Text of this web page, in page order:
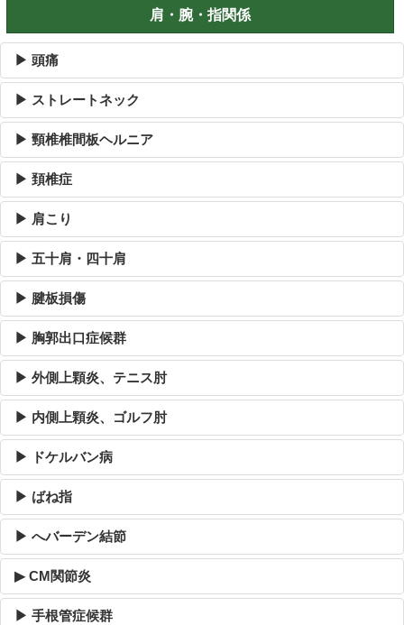
肩・腕・指関係
▶ 頭痛
▶ ストレートネック
▶ 頸椎椎間板ヘルニア
▶ 頚椎症
▶ 肩こり
▶ 五十肩・四十肩
▶ 腱板損傷
▶ 胸郭出口症候群
▶ 外側上顆炎、テニス肘
▶ 内側上顆炎、ゴルフ肘
▶ ドケルバン病
▶ ばね指
▶ へバーデン結節
▶ CM関節炎
▶ 手根管症候群